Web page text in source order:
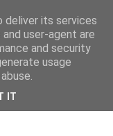
deliver its services
user-agent are
and security
usage
IT